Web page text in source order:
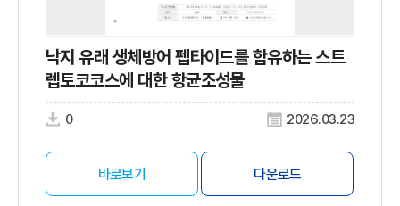
낙지 유래 생체방어 펩타이드를 함유하는 스트
렙토코코스에 대한 항균조성물
0 2026.03.23
바로보기 다운로드